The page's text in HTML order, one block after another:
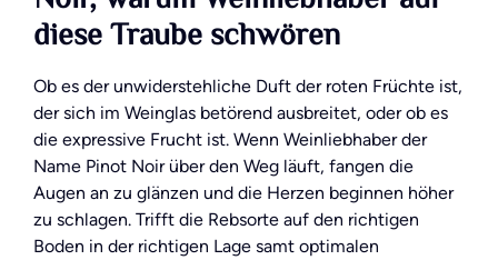
diese Traube schwören
Ob es der unwiderstehliche Duft der roten Früchte ist,
der sich im Weinglas betörend ausbreitet, oder ob es
die expressive Frucht ist. Wenn Weinliebhaber der
Name Pinot Noir über den Weg läuft, fangen die
Augen an zu glänzen und die Herzen beginnen höher
zu schlagen. Trifft die Rebsorte auf den richtigen
Boden in der richtigen Lage samt optimalen